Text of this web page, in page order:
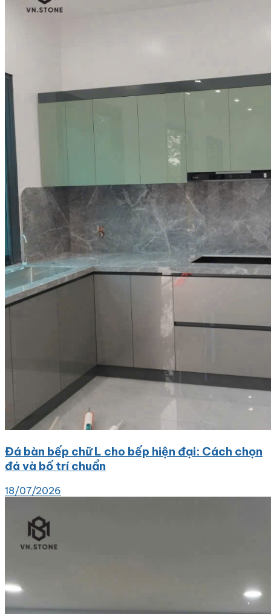
Đá bàn bếp chữ L cho bếp hiện đại: Cách chọn
đá và bố trí chuẩn
18/07/2026